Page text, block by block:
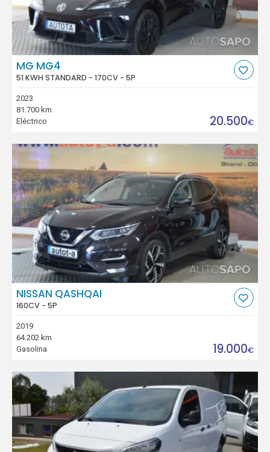
MG MG4
51 KWH STANDARD - 170CV - 5P
2023
81.700 km
Eléctrico
20.500€
NISSAN QASHQAI
160CV - 5P
2019
64.202 km
Gasolina
19.000€